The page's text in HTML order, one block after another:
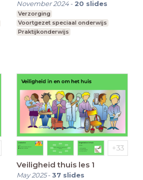
November 2024- 20 slides
Verzorging
Voortgezet speciaal onderwijs
Praktijkonderwijs
Veiligheid thuis les 1
May 2025-37 slides